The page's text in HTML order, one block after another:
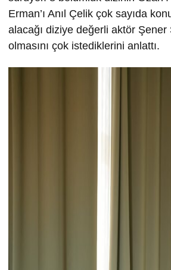
Erman’ı Anıl Çelik çok sayıda
alacağı diziye değerli aktör Şener
olmasını çok istediklerini anlattı.